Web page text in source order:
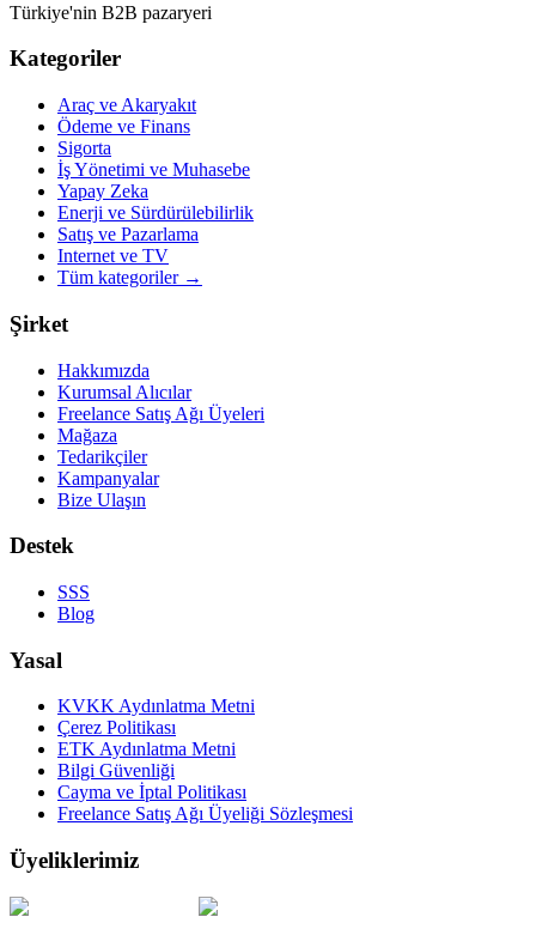
Türkiye'nin B2B pazaryeri
Kategoriler
Araç ve Akaryakıt
Ödeme ve Finans
Sigorta
İş Yönetimi ve Muhasebe
Yapay Zeka
Enerji ve Sürdürülebilirlik
Satış ve Pazarlama
Internet ve TV
Tüm kategoriler→
Şirket
Hakkımızda
Kurumsal Alıcılar
Freelance Satış Ağı Üyeleri
Mağaza
Tedarikçiler
Kampanyalar
Bize Ulaşın
Destek
SSS
Blog
Yasal
KVKK Aydınlatma Metni
Çerez Politikası
ETK Aydınlatma Metni
Bilgi Güvenliği
Cayma ve İptal Politikası
Freelance Satış Ağı Üyeliği Sözleşmesi
Üyeliklerimiz